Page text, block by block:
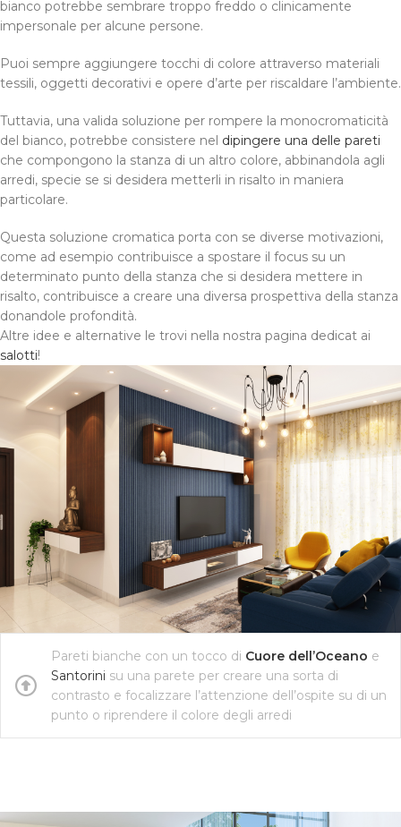
bianco potrebbe sembrare troppo freddo o clinicamente
impersonale per alcune persone.
Puoi sempre aggiungere tocchi di colore attraverso materiali
tessili, oggetti decorativi e opere d’arte per riscaldare l’ambiente.
Tuttavia, una valida soluzione per rompere la monocromaticità
del bianco, potrebbe consistere nel dipingere una delle pareti
che compongono la stanza di un altro colore, abbinandola agli
arredi, specie se si desidera metterli in risalto in maniera
particolare.
Questa soluzione cromatica porta con se diverse motivazioni,
come ad esempio contribuisce a spostare il focus su un
determinato punto della stanza che si desidera mettere in
risalto, contribuisce a creare una diversa prospettiva della stanza
donandole profondità.
Altre idee e alternative le trovi nella nostra pagina dedicat ai
salotti!
Pareti bianche con un tocco di Cuore dell’Oceano e
Santorini su una parete per creare una sorta di
contrasto e focalizzare l’attenzione dell’ospite su di un
punto o riprendere il colore degli arredi